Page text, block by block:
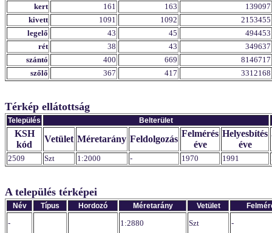
kert
161 163
139097
kivett
1091 1092
2153455
legelő
43 45
494453
rét
38 43
349637
szántó
400 669
8146717
szőlő
367 417 3312168
Térkép ellátottság
Település Belterület
KSH
kód
Vetület Méretarány Feldolgozás
Felmérés
éve
Helyesbítés
éve
2509 Szt 1:2000 - 1970 1991
A település térképei
Név Típus Hordozó Méretarány Vetület
- 1:2880 Szt -